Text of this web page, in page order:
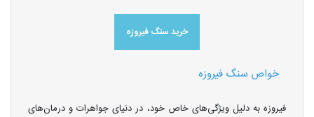
خرید سنگ فیروزه
خواص سنگ فیروزه
فیروزه به دلیل ویژگی‌های خاص خود، در دنیای جواهرات و درمان‌های